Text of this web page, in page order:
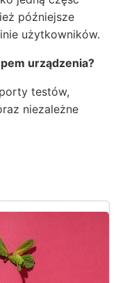
późniejsze
użytkowników.
urządzenia?
testów,
niezależne